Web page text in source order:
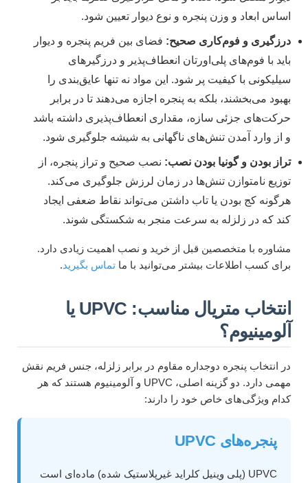
اساس ابعاد و وزن پنجره و نوع دیوار تعیین شود.
درزگیری و فوم‌کاری صحیح: فضای بین فریم پنجره و دیوار
باید با فوم‌های پلی‌اورتان انعطاف‌پذیر و درزگیرهای
سیلیکونی با کیفیت پر شود. این مواد نه تنها عایق‌بندی را
بهبود می‌بخشند، بلکه به پنجره اجازه می‌دهند تا در برابر
حرکت‌های جزئی سازه، مقداری انعطاف‌پذیری داشته باشد
و از وارد آمدن تنش‌های ناگهانی به شیشه جلوگیری شود.
تراز بودن و گونیا بودن نصب: نصب صحیح و تراز پنجره، از
توزیع نامتوازن تنش‌ها در زمان لرزش جلوگیری می‌کند.
هرگونه کج بودن یا تاب داشتن می‌تواند نقاط ضعفی ایجاد
کند که در زلزله به سرعت منجر به شکستگی شوند.
مشاوره با متخصصین قبل از خرید و نصب اهمیت زیادی دارد.
برای کسب اطلاعات بیشتر می‌توانید با ما تماس بگیرید.
انتخاب متریال مناسب: UPVC یا
آلومینیوم؟
در انتخاب پنجره دوجداره مقاوم در برابر زلزله، جنس فریم نقش
مهمی دارد. دو گزینه اصلی، UPVC و آلومینیوم هستند که هر
کدام ویژگی‌های خاص خود را دارند:
پنجره‌های UPVC
UPVC (پلی وینیل کلراید غیرپلاستیک شده) ماده‌ای است